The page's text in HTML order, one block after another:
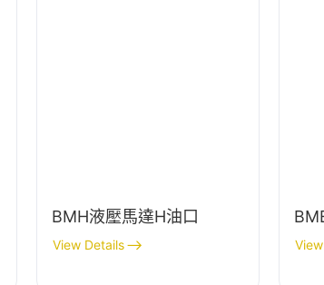
BMH液壓馬達H油口
View Details